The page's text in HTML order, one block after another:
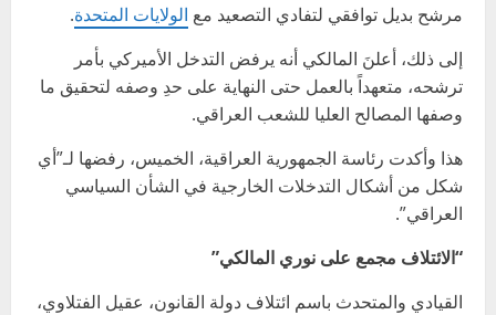
مرشح بديل توافقي لتفادي التصعيد مع الولايات المتحدة.
إلى ذلك، أعلنَ المالكي أنه يرفض التدخل الأميركي بأمر
ترشحه، متعهداً بالعمل حتى النهاية على حدِ وصفه لتحقيق ما
وصفها المصالح العليا للشعب العراقي.
هذا وأكدت رئاسة الجمهورية العراقية، الخميس، رفضها لـ”أي
شكل من أشكال التدخلات الخارجية في الشأن السياسي
العراقي”.
“الائتلاف مجمع على نوري المالكي”
القيادي والمتحدث باسم ائتلاف دولة القانون، عقيل الفتلاوي،